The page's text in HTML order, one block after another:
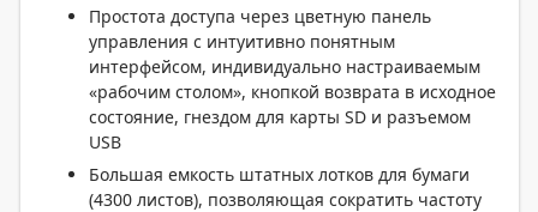
Простота доступа через цветную панель
управления с интуитивно понятным
интерфейсом, индивидуально настраиваемым
«рабочим столом», кнопкой возврата в исходное
состояние, гнездом для карты SD и разъемом
USB
Большая емкость штатных лотков для бумаги
(4300 листов), позволяющая сократить частоту